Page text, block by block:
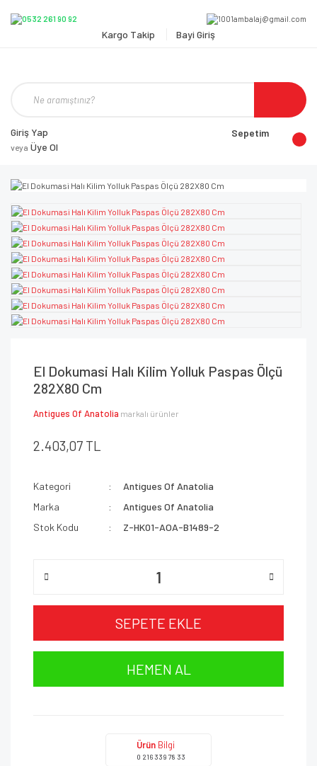
Kargo Takip Bayi Giriş
Giriş Yap
veya Üye Ol
Sepetim
El Dokumasi Halı Kilim Yolluk Paspas Ölçü
282X80 Cm
Antigues Of Anatolia markalı ürünler
2.403,07 TL
Kategori
Antigues Of Anatolia
Marka
Antigues Of Anatolia
Stok Kodu
Z-HK01-AOA-B1489-2
SEPETE EKLE
HEMEN AL
Ürün Bilgi
0 216 339 78 33